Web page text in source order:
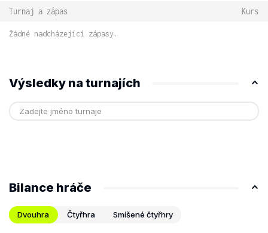
Turnaj a zápas Kurs
Žádné nadcházející zápasy.
Výsledky na turnajích
Bilance hráče
Dvouhra Čtyřhra Smíšené čtyřhry